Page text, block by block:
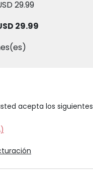
29.99
29.99
acepta los siguientes